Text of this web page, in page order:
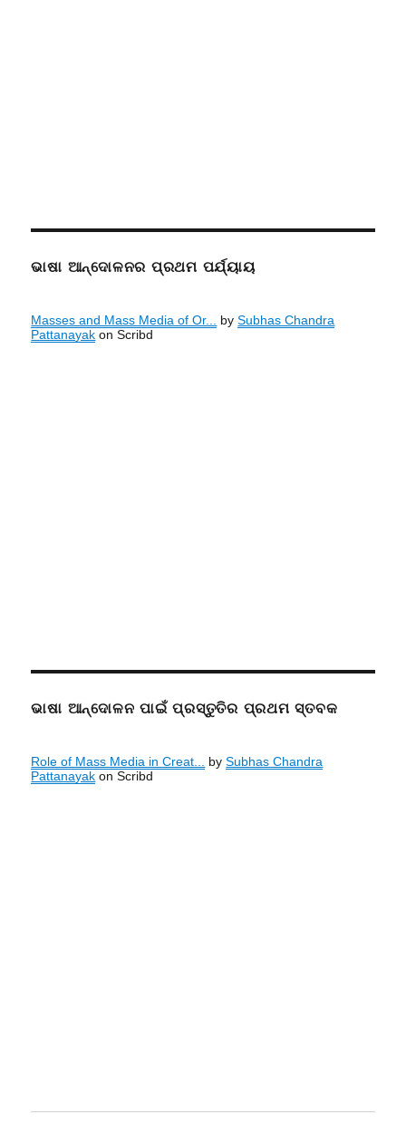
ଭାଷା ଆନ୍ଦୋଳନର ପ୍ରଥମ ପର୍ଯ୍ୟାୟ
Masses and Mass Media of Or... bySubhas Chandra
Pattanayak on Scribd
ଭାଷା ଆନ୍ଦୋଳନ ପାଇଁ ପ୍ରସ୍ତୁତିର ପ୍ରଥମ ସ୍ତବକ
Role of Mass Media in Creat... bySubhas Chandra
Pattanayak on Scribd